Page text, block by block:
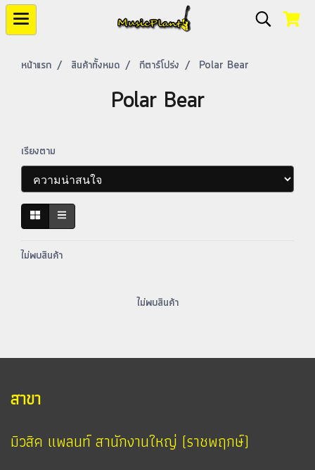
หน้าแรก สินค้าทั้งหมด กีตาร์โปร่ง Polar Bear
Polar Bear
เรียงตาม
ไม่พบสินค้า
ไม่พบสินค้า
สาขา
มิวสิค แพลนท์ สานักงานใหญ่ (ราชพฤกษ์)